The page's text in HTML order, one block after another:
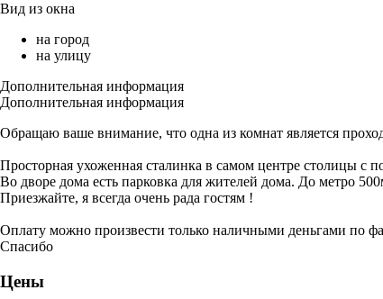
Вид из окна
на город
на улицу
Дополнительная информация
Дополнительная информация
Обращаю ваше внимание, что одна из комнат является
Просторная ухоженная сталинка в самом центре столицы с
Во дворе дома есть парковка для жителей дома. До метро
Приезжайте, я всегда очень рада гостям !
Оплату можно произвести только наличными деньгами по
Спасибо
Цены